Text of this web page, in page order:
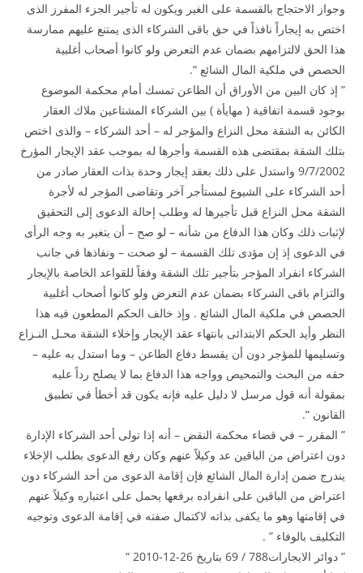
وجواز الاحتجاج بالقسمة على الغير ويكون له تأجير الجزء المفرز الذى
اختص به إيجاراً نافذاً في حق باقى الشركاء الذى يمتنع عليهم ممارسة
هذا الحق لالتزامهم بضمان عدم التعرض ولو كانوا أصحاب أغلبية
الحصص في ملكية المال الشائع “.
” إذ كان البين من الأوراق أن الطاعن تمسك أمام محكمة الموضوع
بوجود قسمة اتفاقية ( مهايأة ) بين الشركاء المشتاعين ملاك العقار
الكائن به الشقة محل النزاع والمؤجر له – أحد الشركاء – والذى اختص
بتلك الشقة بمقتضى هذه القسمة وأجرها له بموجب عقد الإيجار المؤرخ
9/7/2002 واستدل على ذلك بعقد إيجار وحدة بذات العقار صادر من
أحد الشركاء على الشيوع لمستأجر آخر وتقاضى المؤجر له لأجرة
الشقة محل النزاع قبل تأجيرها له وطلب إحالة الدعوى إلى التحقيق
لإثبات ذلك وكان هذا الدفاع من شأنه – لو صح – أن يتغير به وجه الرأى
في الدعوى إذ إن مؤدى تلك القسمة – لو صحت – ونفاذها في جانب
الشركاء انفراد المؤجر بتأجير تلك الشقة وفقاً للقواعد الخاصة بالإيجار
والتزام باقى الشركاء بضمان عدم التعرض ولو كانوا أصحاب أغلبية
الحصص في ملكية المال الشائع . وإذ خالف الحكم المطعون فيه هذا
النظر وأيد الحكم الابتدائى بانتهاء عقد الإيجار وإخلاء الشقة محـل النـزاع
وتسليمها للمؤجر دون أن يقسط دفاع الطاعن – وما استدل به عليه –
حقه من البحث والتمحيص وواجه هذا الدفاع بما لا يصلح رداً عليه
بمقولة أنه قول مرسل لا دليل عليه فإنه يكون قد أخطأ في تطبيق
القانون “.
” المقرر – في قضاء محكمة النقض – أنه إذا تولى أحد الشركاء الإدارة
دون اعتراض من الباقين عد وكيلاً عنهم وكان رفع الدعوى بطلب الإخلاء
يندرج ضمن إدارة المال الشائع فإن إقامة الدعوى من أحد الشركاء دون
اعتراض من الباقين على انفراده برفعها يحمل على اعتباره وكيلاً عنهم
في إقامتها وهو ما يكفى بذاته لاكتمال صفته في إقامة الدعوى وتوجيه
التكليف بالوفاء ” .
” دوائر الايجارات788 / 69 بتاريخ 26-12-2010 “